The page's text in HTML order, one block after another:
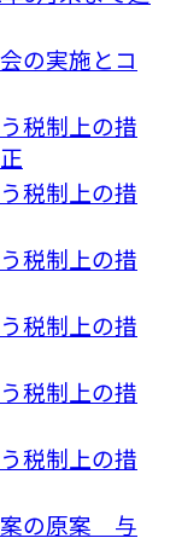
の実施とコ
税制上の措
税制上の措
税制上の措
税制上の措
税制上の措
税制上の措
案の原案 与